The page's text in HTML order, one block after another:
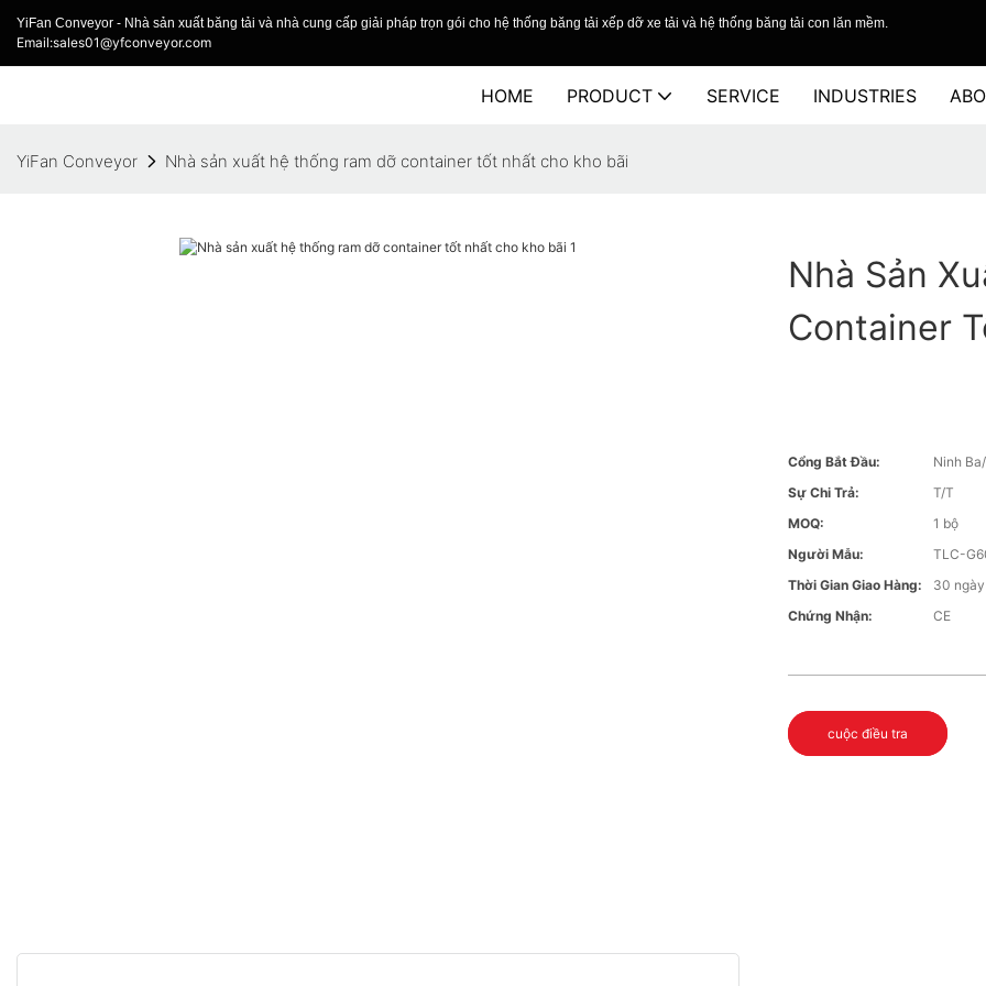
YiFan Conveyor - Nhà sản xuất băng tải và nhà cung cấp giải pháp trọn gói cho hệ thống băng tải xếp dỡ xe tải và hệ thống băng tải con lăn mềm.
Email:sales01@yfconveyor.com
HOME PRODUCT SERVICE INDUSTRIES
YiFan Conveyor Nhà sản xuất hệ thống ram dỡ container tốt nhất cho kho bãi
Nhà Sản
Container
Cổng Bắt Đầu:
Ninh
Sự Chi Trả:
T/T
MOQ:
1 bộ
Người Mẫu:
TLC-
Thời Gian Giao Hàng:
30 ngày
Chứng Nhận:
CE
cuộc điều tra